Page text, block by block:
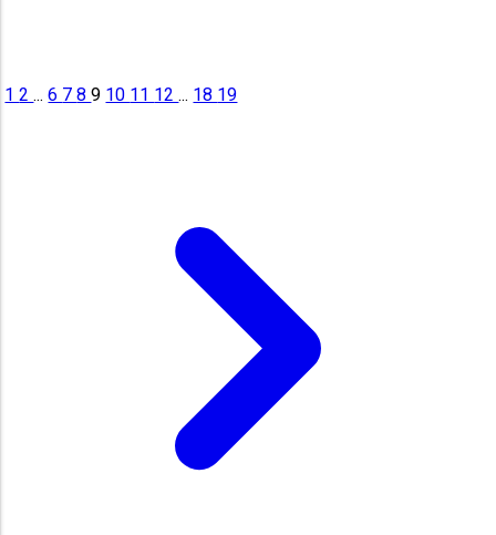
12... 6 789 10 11 12... 18 19